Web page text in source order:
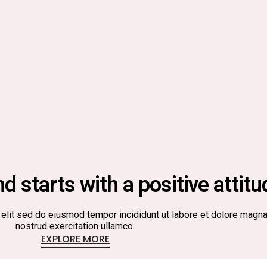
starts with a positive
sed do eiusmod tempor incididunt ut labore et dolore
nostrud exercitation ullamco.
EXPLORE MORE